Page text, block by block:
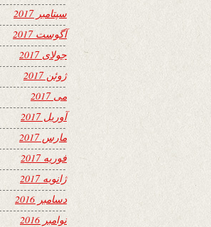
سپتامبر 2017
آگوست 2017
جولای 2017
ژوئن 2017
می 2017
آوریل 2017
مارس 2017
فوریه 2017
ژانویه 2017
دسامبر 2016
نوامبر 2016